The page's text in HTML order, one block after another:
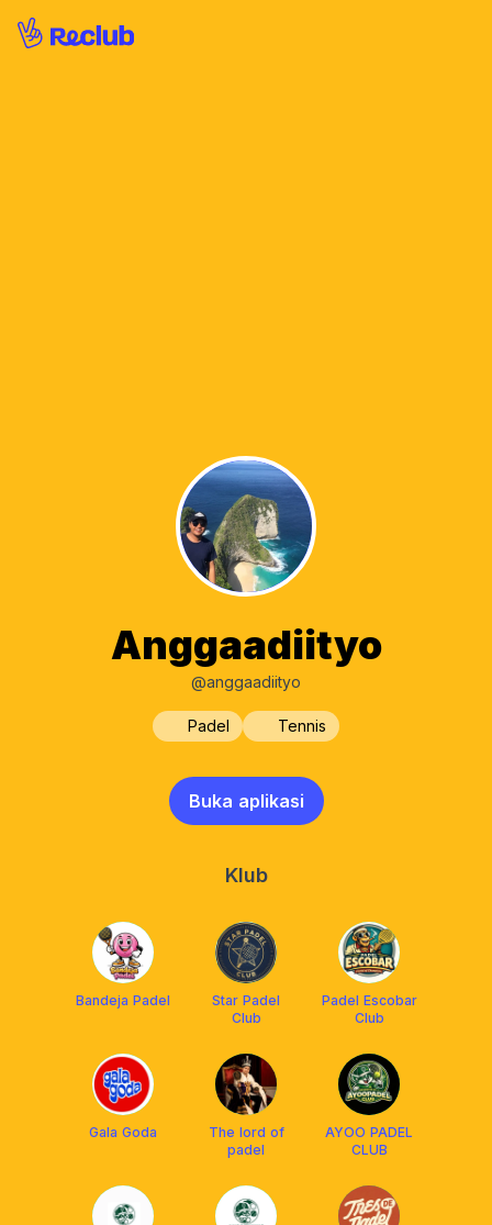
Anggaadiityo
@anggaadiityo
Padel Tennis
Buka aplikasi
Klub
Bandeja Padel
Star Padel
Club
Padel Escobar
Club
Gala Goda
The lord of
padel
AYOO PADEL
CLUB